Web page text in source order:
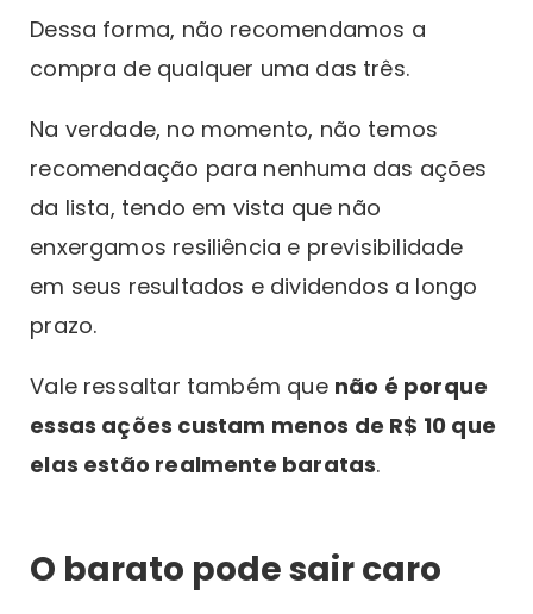
Dessa forma, não recomendamos a
compra de qualquer uma das três.
Na verdade, no momento, não temos
recomendação para nenhuma das ações
da lista, tendo em vista que não
enxergamos resiliência e previsibilidade
em seus resultados e dividendos a longo
prazo.
Vale ressaltar também que não é porque
essas ações custam menos de R$ 10 que
elas estão realmente baratas.
O barato pode sair caro